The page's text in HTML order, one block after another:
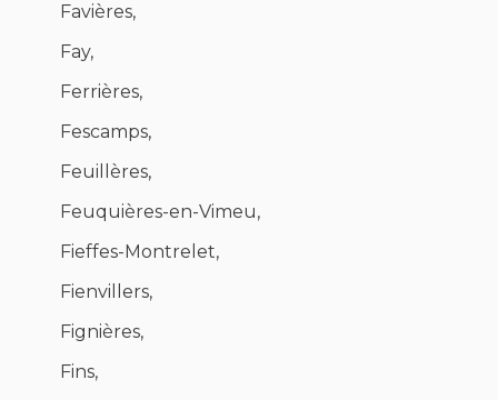
Favières,
Fay,
Ferrières,
Fescamps,
Feuillères,
Feuquières-en-Vimeu,
Fieffes-Montrelet,
Fienvillers,
Fignières,
Fins,